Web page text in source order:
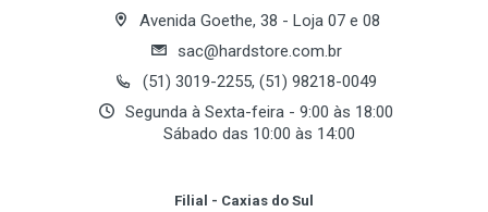
Refrigeração
- 1 Ventoinha preta de 80mm na parte traseira
- 1 Ventoinha preta de 92mm na parte inferior
- Grelha dourada
Email Address
Avenida Goethe, 38 - Loja 07 e 08
sac@hardstore.com.br
(51) 3019-2255, (51) 98218-0049
Segunda à Sexta-feira - 9:00 às 18:00
Sábado das 10:00 às 14:00
Filial - Caxias do Sul